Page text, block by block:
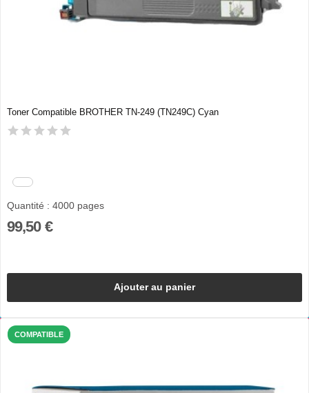
Toner Compatible BROTHER TN-249 (TN249C) Cyan
Quantité : 4000 pages
99,50 €
Ajouter au panier
COMPATIBLE